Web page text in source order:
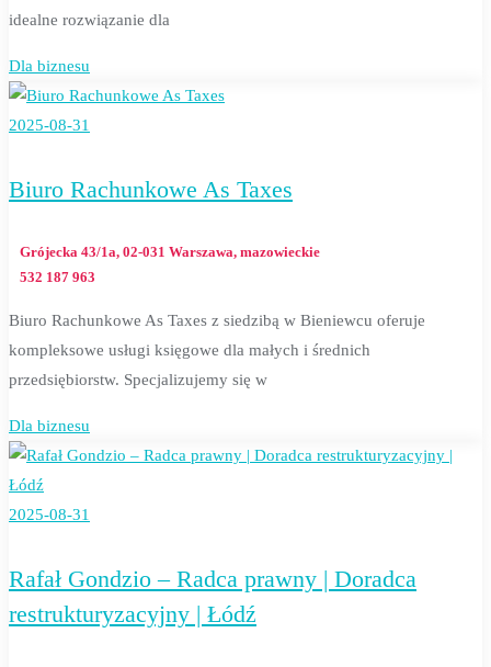
idealne rozwiązanie dla
Dla biznesu
2025-08-31
Biuro Rachunkowe As Taxes
Grójecka 43/1a, 02-031 Warszawa, mazowieckie
532 187 963
Biuro Rachunkowe As Taxes z siedzibą w Bieniewcu oferuje
kompleksowe usługi księgowe dla małych i średnich
przedsiębiorstw. Specjalizujemy się w
Dla biznesu
2025-08-31
Rafał Gondzio – Radca prawny | Doradca
restrukturyzacyjny | Łódź